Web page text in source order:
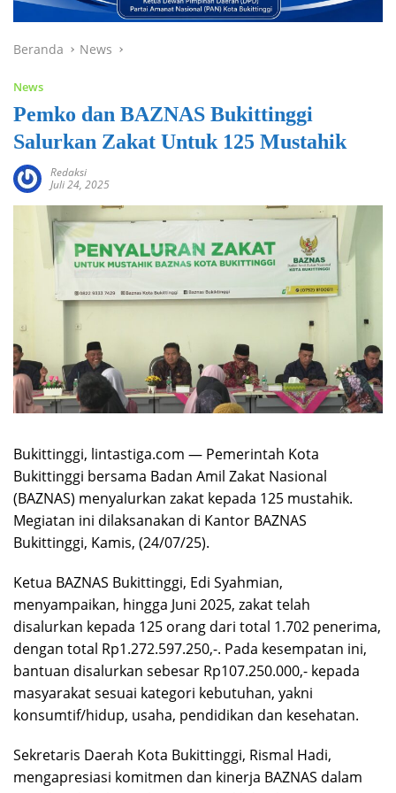
Beranda News
News
Pemko dan BAZNAS Bukittinggi
Salurkan Zakat Untuk 125 Mustahik
Redaksi
Juli 24, 2025
Bukittinggi, lintastiga.com — Pemerintah Kota
Bukittinggi bersama Badan Amil Zakat Nasional
(BAZNAS) menyalurkan zakat kepada 125 mustahik.
Megiatan ini dilaksanakan di Kantor BAZNAS
Bukittinggi, Kamis, (24/07/25).
Ketua BAZNAS Bukittinggi, Edi Syahmian,
menyampaikan, hingga Juni 2025, zakat telah
disalurkan kepada 125 orang dari total 1.702 penerima,
dengan total Rp1.272.597.250,-. Pada kesempatan ini,
bantuan disalurkan sebesar Rp107.250.000,- kepada
masyarakat sesuai kategori kebutuhan, yakni
konsumtif/hidup, usaha, pendidikan dan kesehatan.
Sekretaris Daerah Kota Bukittinggi, Rismal Hadi,
mengapresiasi komitmen dan kinerja BAZNAS dalam